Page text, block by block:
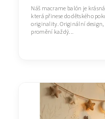
Náš macrame balón je
která přinese do dětského
originality. Originální
promění každý...